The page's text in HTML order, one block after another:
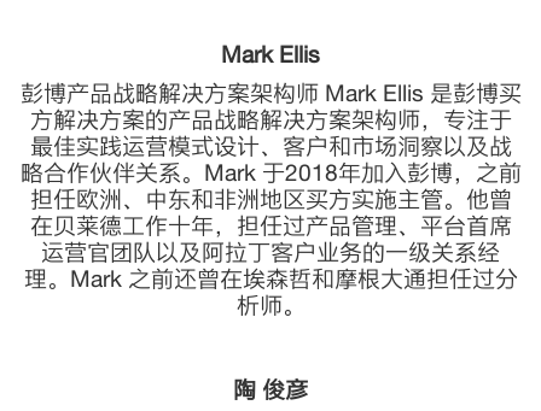
Mark Ellis
彭博产品战略解决方案架构师 Mark Ellis 是彭博买
方解决方案的产品战略解决方案架构师，专注于
最佳实践运营模式设计、客户和市场洞察以及战
略合作伙伴关系。Mark 于2018年加入彭博，之前
担任欧洲、中东和非洲地区买方实施主管。他曾
在贝莱德工作十年，担任过产品管理、平台首席
运营官团队以及阿拉丁客户业务的一级关系经
理。Mark 之前还曾在埃森哲和摩根大通担任过分
析师。
陶 俊彦